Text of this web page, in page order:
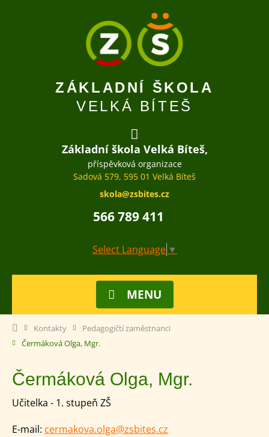
ZÁKLADNÍ ŠKOLA
VELKÁ BÍTEŠ
Základní škola Velká Bíteš,
příspěvková organizace
Sadová 579, 595 01 Velká Bíteš
skola@zsbites.cz
566 789 411
Select Language ▼
MENU
Kontakty
Pedagogičtí zaměstnanci
Čermáková Olga, Mgr.
Čermáková Olga, Mgr.
Učitelka - 1. stupeň ZŠ
E-mail: cermakova.olga@zsbites.cz